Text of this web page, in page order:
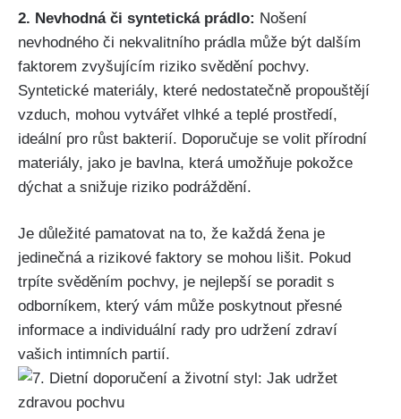
2. Nevhodná či syntetická ‌prádlo: Nošení
nevhodného či nekvalitního prádla může být dalším
faktorem zvyšujícím riziko svědění pochvy.
Syntetické materiály, které​ nedostatečně propouštějí
vzduch,⁣ mohou vytvářet vlhké a teplé prostředí,
ideální pro růst bakterií. Doporučuje se volit ​přírodní
materiály, jako je bavlna, která umožňuje pokožce
dýchat a snižuje riziko podráždění.
Je důležité pamatovat na to, že každá žena je
jedinečná a rizikové faktory ⁤se mohou lišit. ​Pokud
trpíte svěděním pochvy, je nejlepší se poradit s
odborníkem, který vám může poskytnout přesné
‌informace a individuální rady pro udržení⁣ zdraví
vašich intimních partií.